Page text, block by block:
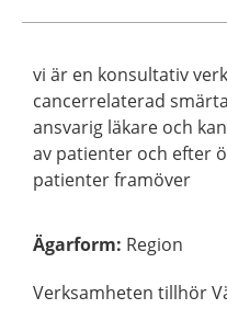
vi är en konsultativ
cancerrelaterad
ansvarig läkare och
av patienter och efter
patienter framöver
Ägarform: Region
Verksamheten tillhör